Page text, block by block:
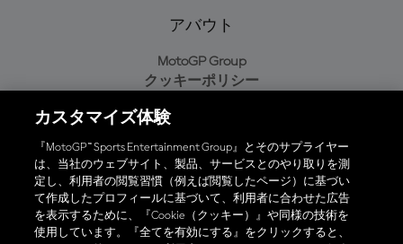
アバウト
MotoGP Group
クッキーポリシー
プライバシーポリシー
購入ポリシー
オフィシャルアプリ
カスタマイズ体験
『MotoGP™ Sports Entertainment Group』とそのサプライヤー
は、当社のウェブサイト、製品、サービスとのやり取りを測
定し、利用者の閲覧習慣（例えば閲覧したページ）に基づい
て作成したプロフィールに基づいて、利用者に合わせた広告
を表示するために、『Cookie（クッキー）』や同様の技術を
使用しています。『全てを有効にする』をクリックすると、